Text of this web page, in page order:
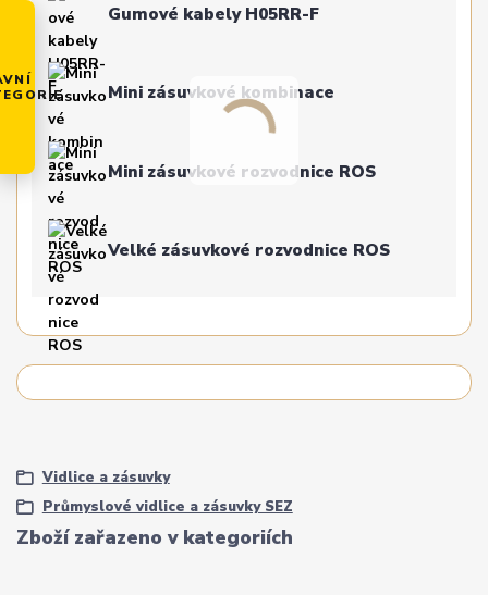
Gumové kabely H05RR-F
Mini zásuvkové kombinace
Mini zásuvkové rozvodnice ROS
Velké zásuvkové rozvodnice ROS
Zboží zařazeno v kategoriích
Vidlice a zásuvky
Průmyslové vidlice a zásuvky SEZ